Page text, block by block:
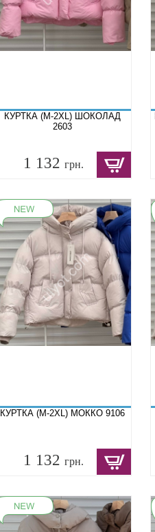
КУРТКА (M-2XL) ШОКОЛАД
2603
1 132грн.
КУРТКА (M-2XL) МОККО 9106
1 132грн.